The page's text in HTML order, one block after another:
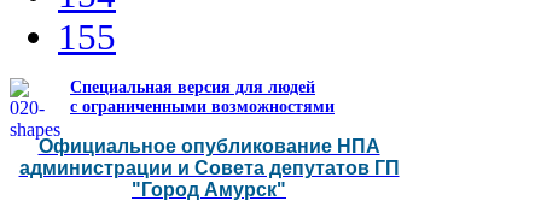
155
Специальная версия для людей
с ограниченными возможностями
Официальное опубликование НПА
администрации и Совета депутатов ГП
"Город Амурск"